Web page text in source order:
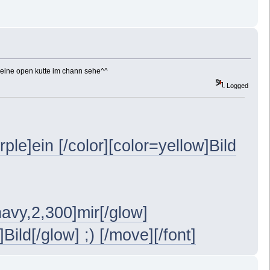
open kutte im chann sehe^^
Logged
[/color][color=yellow]Bild
glow]
glow] ;) [/move][/font]